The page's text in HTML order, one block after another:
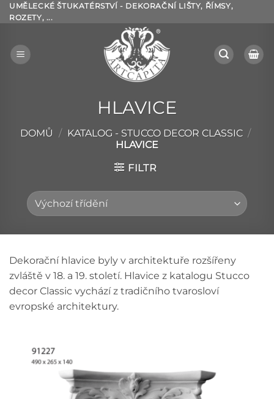
Přeskočit
na
UMĚLECKÉ ŠTUKATÉRSTVÍ - DEKORAČNÍ LIŠTY, ŘÍMSY,
ROZETY, ...
HLAVICE
DOMŮ / KATALOG - STUCCO DECOR CLASSIC /
HLAVICE
FILTR
Dekorační hlavice byly v architektuře rozšířeny
zvláště v 18. a 19. století. Hlavice z katalogu Stucco
decor Classic vychází z tradičního tvarosloví
evropské architektury.